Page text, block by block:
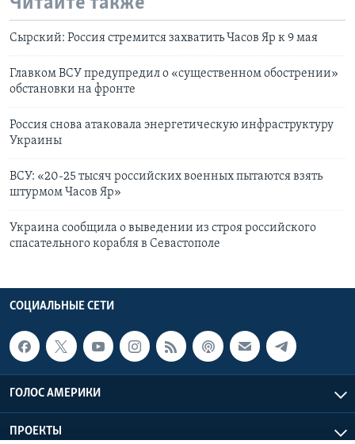
Сырский: Россия стремится захватить Часов Яр к 9 мая
Главком ВСУ предупредил о «существенном обострении»
обстановки на фронте
Россия снова атаковала энергетическую инфраструктуру
Украины
ВСУ: «20-25 тысяч российских военных пытаются взять
штурмом Часов Яр»
Украина сообщила о выведении из строя российского
спасательного корабля в Севастополе
СОЦИАЛЬНЫЕ СЕТИ
ГОЛОС АМЕРИКИ
ПРОЕКТЫ